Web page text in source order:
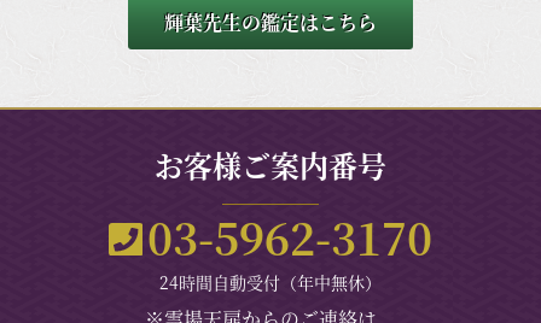
輝葉先生の鑑定はこちら
お客様ご案内番号
03-5962-3170
24時間自動受付（年中無休）